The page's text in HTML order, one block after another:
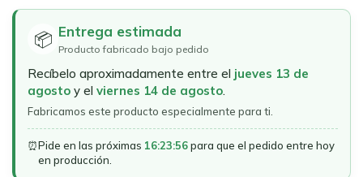
📦 Entrega estimada
Producto fabricado bajo pedido
Recíbelo aproximadamente entre el jueves 13 de
agosto y el viernes 14 de agosto.
Fabricamos este producto especialmente para ti.
⏰Pide en las próximas 16:23:56para que el pedido entre hoy
en producción.